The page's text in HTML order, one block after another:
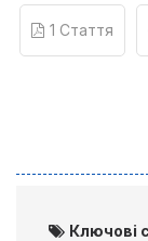
1 Стаття
Ключові